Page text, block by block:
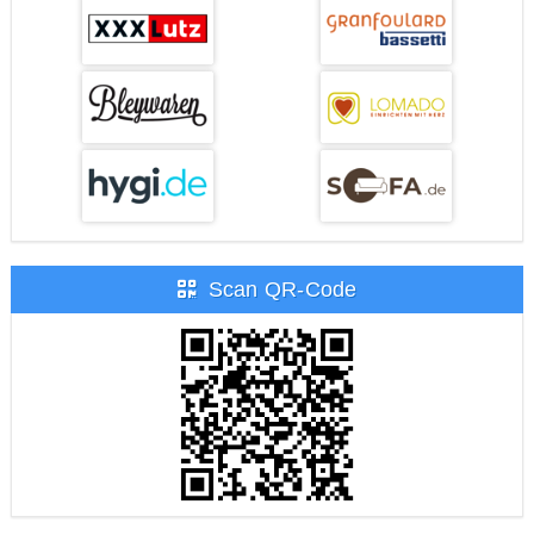
Scan QR-Code